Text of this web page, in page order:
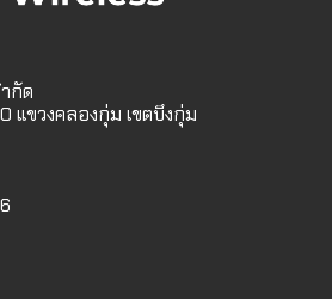
กัด
แขวงคลองกุ่ม เขตบึงกุ่ม